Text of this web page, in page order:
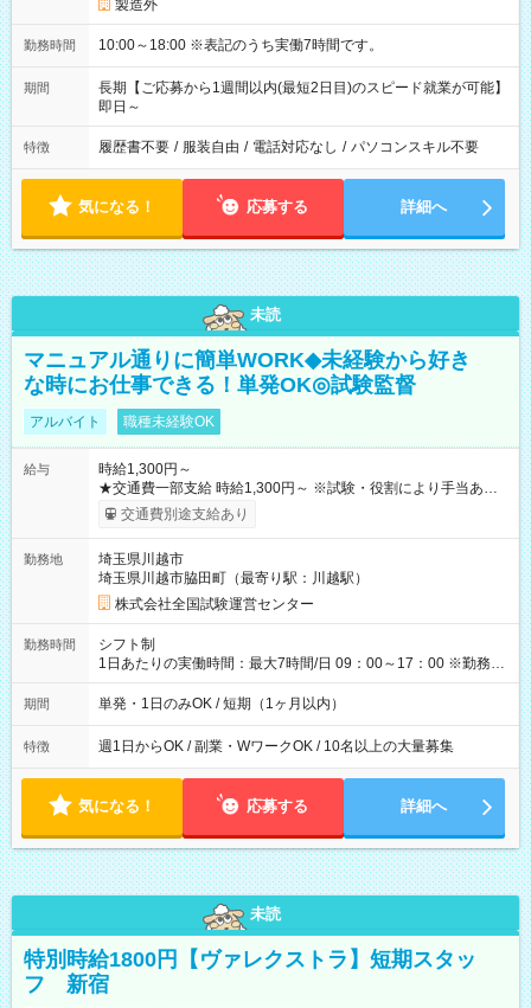
製造外
勤務時間 10:00～18:00 ※表記のうち実働7時間です。
期間
長期【ご応募から1週間以内(最短2日目)のスピード就業が可能】
即日～
特徴 履歴書不要 / 服装自由 / 電話対応なし / パソコンスキル不要
気になる！ 応募する 詳細へ
未読
マニュアル通りに簡単WORK◆未経験から好き
な時にお仕事できる！単発OK◎試験監督
アルバイト 職種未経験OK
給与
時給1,300円～
★交通費一部支給 時給1,300円～ ※試験・役割により手当あり
※勤務回数により昇給あり 【即給（前払い）オプションあ
り！】 希望される場合、勤務から1週間ほどで給与の一部を受け
例】 ・河合塾模擬試験 8:30～17:30（休憩1時間） 時給1,300円
×8時間＝日収10,400円＋交通費 ※当日の役割により時給＋100
円の場合あり ・国家試験 7:00～13:30（休憩なし） 時給1,300
円（役割手当＋100円）×6時間＝日収8,400円＋交通費 【試用期
間】試用期間なし
交通費別途支給あり
勤務地
埼玉県川越市
埼玉県川越市脇田町（最寄り駅：川越駅）
株式会社全国試験運営センター
勤務時間
シフト制
1日あたりの実働時間：最大7時間/日 09：00～17：00 ※勤務時
間は 試験により異なります。
期間 単発・1日のみOK / 短期（1ヶ月以内）
特徴 週1日からOK / 副業・WワークOK / 10名以上の大量募集
気になる！ 応募する 詳細へ
未読
特別時給1800円【ヴァレクストラ】短期スタッ
フ 新宿